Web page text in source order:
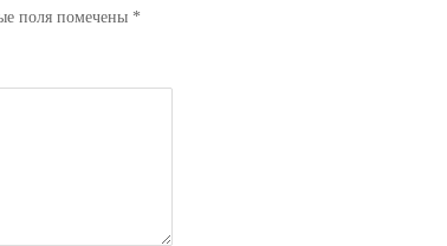
поля помечены *